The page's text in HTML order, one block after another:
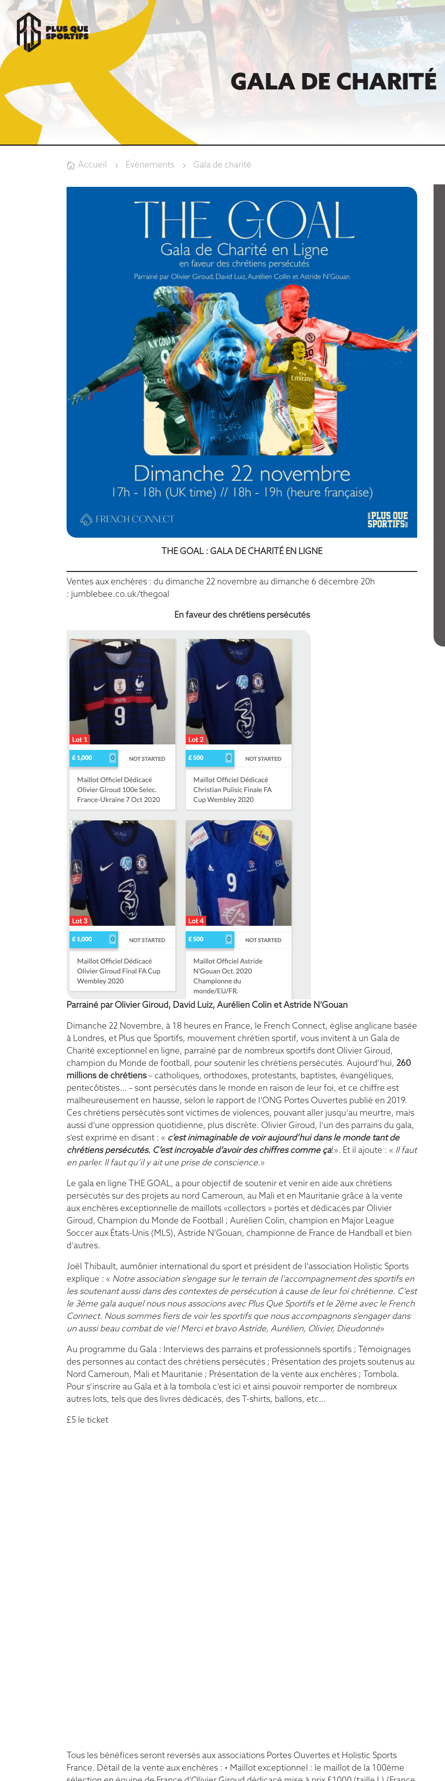
GALA DE CHARITÉ
 Accueil 5 Événements 5 Gala de charité
THE GOAL : GALA DE CHARITÉ EN LIGNE
Ventes aux enchères : du dimanche 22 novembre au dimanche 6 décembre 20h
: jumblebee.co.uk/thegoal
En faveur des chrétiens persécutés
Parrainé par Olivier Giroud, David Luiz, Aurélien Colin et Astride N’Gouan
Dimanche 22 Novembre, à 18 heures en France, le French Connect, église anglicane basée
à Londres, et Plus que Sportifs, mouvement chrétien sportif, vous invitent à un Gala de
Charité exceptionnel en ligne, parrainé par de nombreux sportifs dont Olivier Giroud,
champion du Monde de football, pour soutenir les chrétiens persécutés. Aujourd’hui, 260
millions de chrétiens – catholiques, orthodoxes, protestants, baptistes, évangéliques,
pentecôtistes… – sont persécutés dans le monde en raison de leur foi, et ce chiffre est
malheureusement en hausse, selon le rapport de l’ONG Portes Ouvertes publié en 2019.
Ces chrétiens persécutés sont victimes de violences, pouvant aller jusqu’au meurtre, mais
aussi d’une oppression quotidienne, plus discrète. Olivier Giroud, l’un des parrains du gala,
s’est exprimé en disant : « c’est inimaginable de voir aujourd’hui dans le monde tant de
chrétiens persécutés. C’est incroyable d’avoir des chiffres comme ça!». Et il ajoute : « Il faut
en parler. Il faut qu’il y ait une prise de conscience.»
Le gala en ligne THE GOAL, a pour objectif de soutenir et venir en aide aux chrétiens
persécutés sur des projets au nord Cameroun, au Mali et en Mauritanie grâce à la vente
aux enchères exceptionnelle de maillots «collectors » portés et dédicacés par Olivier
Giroud, Champion du Monde de Football ; Aurélien Colin, champion en Major League
Soccer aux États-Unis (MLS), Astride N’Gouan, championne de France de Handball et bien
d’autres.
Joël Thibault, aumônier international du sport et président de l’association Holistic Sports
explique : « Notre association s’engage sur le terrain de l’accompagnement des sportifs en
les soutenant aussi dans des contextes de persécution à cause de leur foi chrétienne. C’est
le 3ème gala auquel nous nous associons avec Plus Que Sportifs et le 2ème avec le French
Connect. Nous sommes fiers de voir les sportifs que nous accompagnons s’engager dans
un aussi beau combat de vie! Merci et bravo Astride, Aurélien, Olivier, Dieudonné»
Au programme du Gala : Interviews des parrains et professionnels sportifs ; Témoignages
des personnes au contact des chrétiens persécutés ; Présentation des projets soutenus au
Nord Cameroun, Mali et Mauritanie ; Présentation de la vente aux enchères ; Tombola.
Pour s’inscrire au Gala et à la tombola c’est ici et ainsi pouvoir remporter de nombreux
autres lots, tels que des livres dédicacés, des T-shirts, ballons, etc…
£5 le ticket
Tous les bénéfices seront reversés aux associations Portes Ouvertes et Holistic Sports
France. Détail de la vente aux enchères : • Maillot exceptionnel : le maillot de la 100ème
Au-Delà De La
Victoire
L'émission sportive "Corps,
Âme, Esprit"